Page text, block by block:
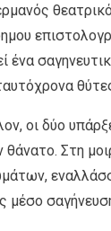
ένα
οι δύο
Στη